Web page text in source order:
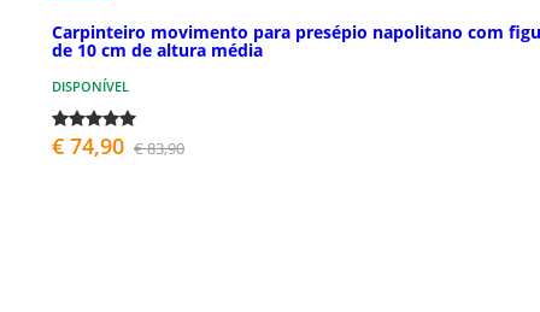
Carpinteiro movimento para presépio napolitano com
de 10 cm de altura média
DISPONÍVEL
€ 74,90 € 83,90